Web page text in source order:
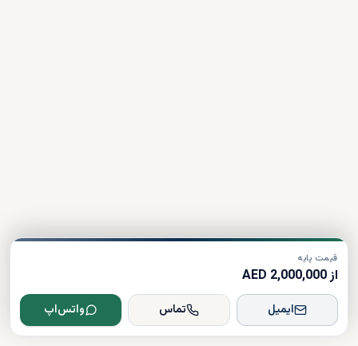
قیمت پایه
از 2,000,000 AED
ایمیل تماس واتس‌اپ